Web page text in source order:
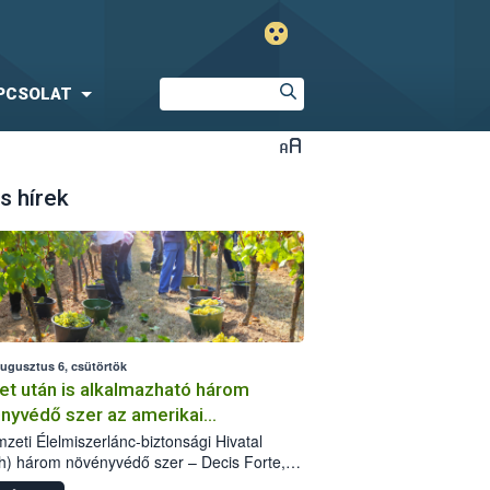
hírek
6, csütörtök
után is alkalmazható három
szer az amerikai
ellen
Élelmiszerlánc-biztonsági Hivatal
három növényvédő szer – Decis Forte,
24 EW, Oroganic – engedélyokiratát